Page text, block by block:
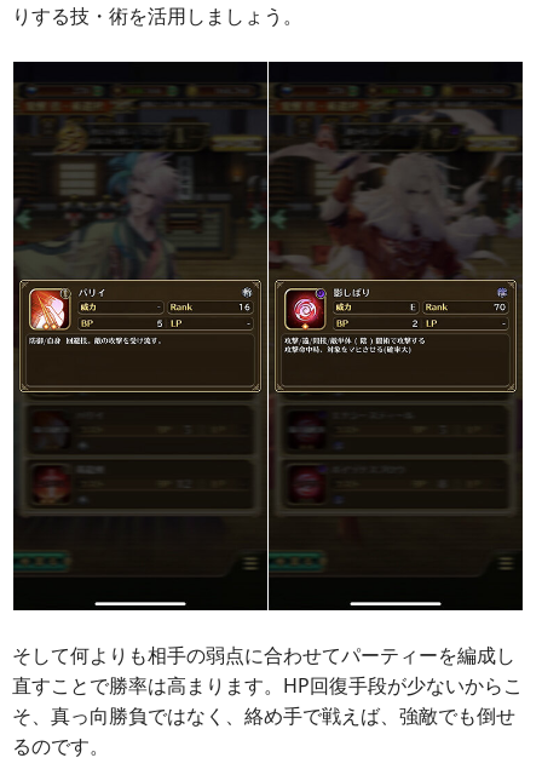
りする技・術を活用しましょう。
そして何よりも相手の弱点に合わせてパーティーを編成し
直すことで勝率は高まります。HP回復手段が少ないからこ
そ、真っ向勝負ではなく、絡め手で戦えば、強敵でも倒せ
るのです。